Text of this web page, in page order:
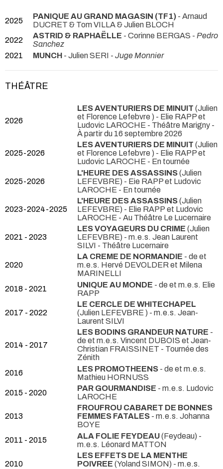
2025 PANIQUE AU GRAND MAGASIN (TF1) - Arnaud
DUCRET & Tom VILLA & Julien BLOCH
2022
ASTRID & RAPHAËLLE - Corinne BERGAS - Pedro
Sanchez
2021
MUNCH - Julien SERI - Juge Monnier
THÉÂTRE
2026
LES AVENTURIERS DE MINUIT (Julien
et Florence Lefebvre ) - Elie RAPP et
Ludovic LAROCHE - Théâtre Marigny -
À partir du 16 septembre 2026
2025-2026
LES AVENTURIERS DE MINUIT (Julien
et Florence Lefebvre ) - Elie RAPP et
Ludovic LAROCHE - En tournée
2025-2026
L'HEURE DES ASSASSINS(Julien
LEFEVBRE) - Eie RAPP et Ludovic
LAROCHE - En tournée
2023-2024-2025
L'HEURE DES ASSASSINS(Julien
LEFEVBRE) - Elie RAPP et Ludovic
LAROCHE - Au Théâtre Le Lucernaire
2021 - 2023
LES VOYAGEURS DU CRIME (Julien
LEFEVBRE) - m.e.s. Jean Laurent
SILVI - Théâtre Lucernaire
2020
LA CREME DE NORMANDIE - de et
m.e.s. Hervé DEVOLDER et Milena
MARINELLI
2018 - 2021
UNIQUE AU MONDE - de et m.e.s. Elie
RAPP
2017 - 2022
LE CERCLE DE WHITECHAPEL
(Julien LEFEVBRE ) - m.e.s. Jean-
Laurent SILVI
2014 - 2017
LES BODINS GRANDEUR NATURE -
de et m.e.s. Vincent DUBOIS et Jean-
Christian FRAISSINET - Tournée des
Zénith
2016
LES PROMOTHEENS - de et m.e.s.
Mathieu HORNUSS
2015 - 2020
PAR GOURMANDISE - m.e.s. Ludovic
LAROCHE
2013
FROUFROU CABARET DE BONNES
FEMMES FATALES - m.e.s. Johanna
BOYE
2011 - 2015
ALA FOLIE FEYDEAU(Feydeau) -
m.e.s. Léonard MATTON
2010
LES EFFETS DE LA MENTHE
POIVREE (Yoland SIMON) - m.e.s.